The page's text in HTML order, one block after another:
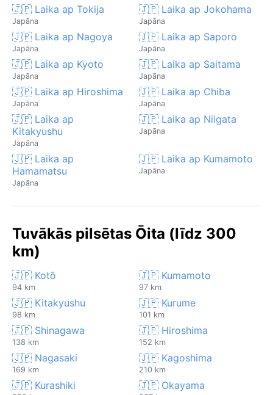
🇯🇵 Laika ap Tokija
Japāna
🇯🇵 Laika ap Jokohama
Japāna
🇯🇵 Laika ap Nagoya
Japāna
🇯🇵 Laika ap Saporo
Japāna
🇯🇵 Laika ap Kyoto
Japāna
🇯🇵 Laika ap Saitama
Japāna
🇯🇵 Laika ap Hiroshima
Japāna
🇯🇵 Laika ap Chiba
Japāna
🇯🇵 Laika ap
Kitakyushu
Japāna
🇯🇵 Laika ap Niigata
Japāna
🇯🇵 Laika ap
Hamamatsu
Japāna
🇯🇵 Laika ap Kumamoto
Japāna
Tuvākās pilsētas Ōita (līdz 300
km)
🇯🇵 Kotō
94 km
🇯🇵 Kumamoto
97 km
🇯🇵 Kitakyushu
98 km
🇯🇵 Kurume
101 km
🇯🇵 Shinagawa
138 km
🇯🇵 Hiroshima
152 km
🇯🇵 Nagasaki
169 km
🇯🇵 Kagoshima
210 km
🇯🇵 Kurashiki 🇯🇵 Okayama